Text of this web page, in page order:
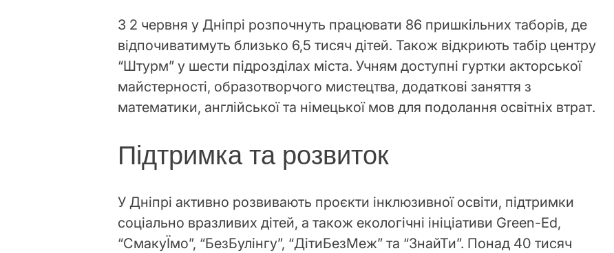
З 2 червня у Дніпрі розпочнуть працювати 86 пришкільних таборів, де
відпочиватимуть близько 6,5 тисяч дітей. Також відкриють табір центру
“Штурм” у шести підрозділах міста. Учням доступні гуртки акторської
майстерності, образотворчого мистецтва, додаткові заняття з
математики, англійської та німецької мов для подолання освітніх втрат.
Підтримка та розвиток
У Дніпрі активно розвивають проєкти інклюзивної освіти, підтримки
соціально вразливих дітей, а також екологічні ініціативи Green-Ed,
“СмакуЇмо”, “БезБулінгу”, “ДітиБезМеж” та “ЗнайТи”. Понад 40 тисяч